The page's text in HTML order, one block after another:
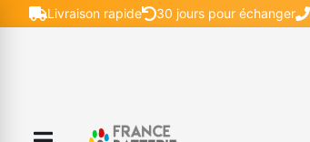
Livraison rapide 30 jours pour échanger